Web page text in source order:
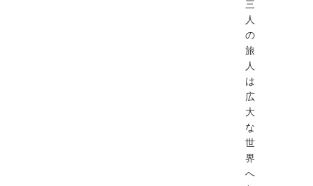
三
人
の
旅
人
は
広
大
な
世
界
へ